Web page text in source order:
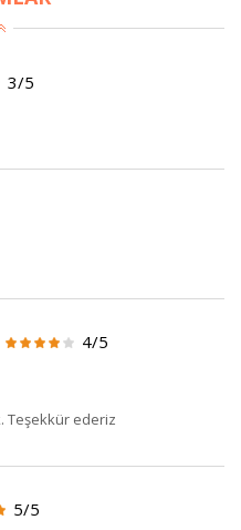
3/5
4/5
Teşekkür ederiz
5/5
İNDİRİMİ
Kaan Olgun Hasat
(5lt, Soğuk
Sıkım) - Bilgem
Zeytincilik